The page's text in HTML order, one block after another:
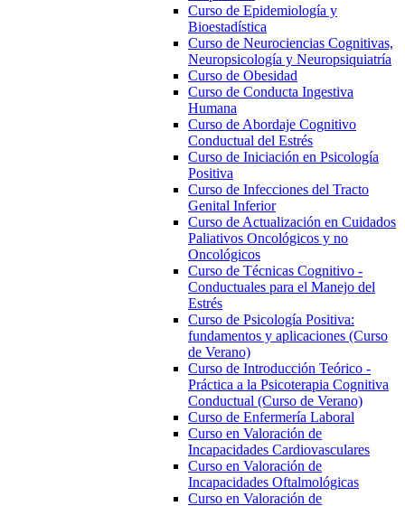
Curso de Epidemiología y
Bioestadística
Curso de Neurociencias Cognitivas,
Neuropsicología y Neuropsiquiatría
Curso de Obesidad
Curso de Conducta Ingestiva
Humana
Curso de Abordaje Cognitivo
Conductual del Estrés
Curso de Iniciación en Psicología
Positiva
Curso de Infecciones del Tracto
Genital Inferior
Curso de Actualización en Cuidados
Paliativos Oncológicos y no
Oncológicos
Curso de Técnicas Cognitivo -
Conductuales para el Manejo del
Estrés
Curso de Psicología Positiva:
fundamentos y aplicaciones (Curso
de Verano)
Curso de Introducción Teórico -
Práctica a la Psicoterapia Cognitiva
Conductual (Curso de Verano)
Curso de Enfermería Laboral
Curso en Valoración de
Incapacidades Cardiovasculares
Curso en Valoración de
Incapacidades Oftalmológicas
Curso en Valoración de